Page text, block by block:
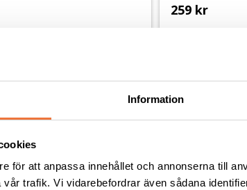
Information
för att anpassa innehållet och annonserna till
trafik. Vi vidarebefordrar även sådana
259 kr
Andra köpte även